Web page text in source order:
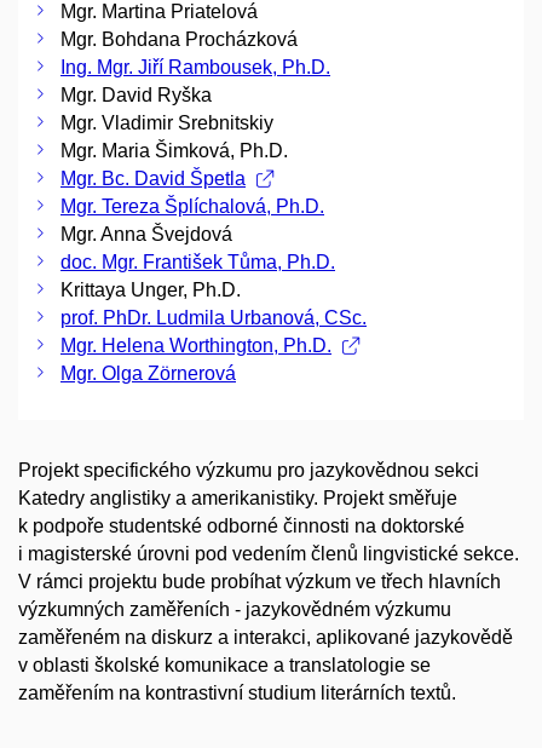
Mgr. Martina Priatelová
Mgr. Bohdana Procházková
Ing. Mgr. Jiří Rambousek, Ph.D.
Mgr. David Ryška
Mgr. Vladimir Srebnitskiy
Mgr. Maria Šimková, Ph.D.
Mgr. Bc. David Špetla
Mgr. Tereza Šplíchalová, Ph.D.
Mgr. Anna Švejdová
doc. Mgr. František Tůma, Ph.D.
Krittaya Unger, Ph.D.
prof. PhDr. Ludmila Urbanová, CSc.
Mgr. Helena Worthington, Ph.D.
Mgr. Olga Zörnerová
Projekt specifického výzkumu pro jazykovědnou sekci
Katedry anglistiky a amerikanistiky. Projekt směřuje
k podpoře studentské odborné činnosti na doktorské
i magisterské úrovni pod vedením členů lingvistické sekce.
V rámci projektu bude probíhat výzkum ve třech hlavních
výzkumných zaměřeních - jazykovědném výzkumu
zaměřeném na diskurz a interakci, aplikované jazykovědě
v oblasti školské komunikace a translatologie se
zaměřením na kontrastivní studium literárních textů.